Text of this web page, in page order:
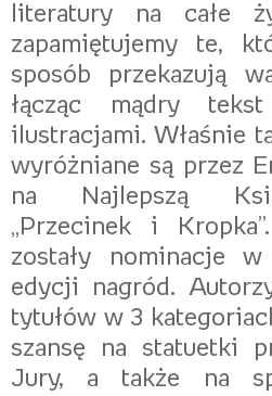
literatury na całe
zapamiętujemy te,
sposób przekazują
łącząc mądry
ilustracjami. Właśnie
wyróżniane są przez
na Najlepszą
„Przecinek i
zostały nominacje
edycji nagród.
tytułów w 3
szansę na statuetki
Jury, a także na